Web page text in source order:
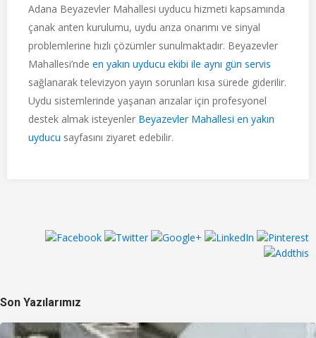
Adana Beyazevler Mahallesi uyducu hizmeti kapsamında
çanak anten kurulumu, uydu arıza onarımı ve sinyal
problemlerine hızlı çözümler sunulmaktadır. Beyazevler
Mahallesi’nde en yakın uyducu ekibi ile aynı gün servis
sağlanarak televizyon yayın sorunları kısa sürede giderilir.
Uydu sistemlerinde yaşanan arızalar için profesyonel
destek almak isteyenler Beyazevler Mahallesi en yakın
uyducu sayfasını ziyaret edebilir.
Son Yazılarımız